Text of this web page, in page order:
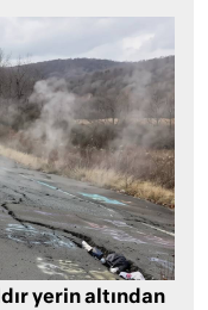
yerin altından